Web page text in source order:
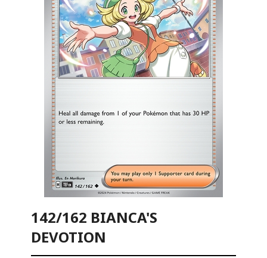
142/162 BIANCA'S
DEVOTION